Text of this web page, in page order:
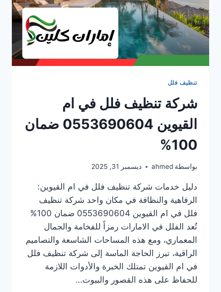
تنظيف فلل
شركة تنظيف فلل في ام
القيوين 0553690604 ضمان
100%
بواسطة ahmed ديسمبر 31, 2025
دليل خدمات شركة تنظيف فلل في ام القيوين:
الرفاهية والنظافة في مكان واحد شركة تنظيف
فلل في ام القيوين 0553690604 ضمان 100%
تُعد الفلل في الامارات رمزاً للفخامة والجمال
المعماري، ومع هذه المساحات الشاسعة والتصاميم
الراقية، تبرز الحاجة الماسة إلى شركة تنظيف فلل
في ام القيوين تمتلك الخبرة والأدوات اللازمة
للحفاظ على هذه القصور والبيوت…